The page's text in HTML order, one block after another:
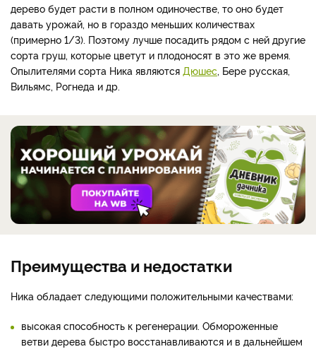
дерево будет расти в полном одиночестве, то оно будет
давать урожай, но в гораздо меньших количествах
(примерно 1/3). Поэтому лучше посадить рядом с ней другие
сорта груш, которые цветут и плодоносят в это же время.
Опылителями сорта Ника являются Дюшес , Бере русская,
Вильямс, Рогнеда и др.
Преимущества и недостатки
Ника обладает следующими положительными качествами:
высокая способность к регенерации. Обмороженные
ветви дерева быстро восстанавливаются и в дальнейшем